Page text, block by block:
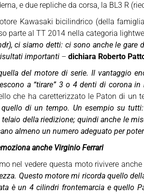
e due repliche da corsa, la BL3 R
Kawasaki bicilindrico (della
parte al TT 2014 nella categoria
ci siamo detti: ci sono anche le
importanti – dichiara Roberto
del motore di serie. Il vantaggio
a “tirare” 3 o 4 denti di corona
che ha caretterizzato le Paton di un
di un tempo. Un esempio su
telaio della riedizione; quindi anche le
almeno un numero adeguato per
anche Virginio Ferrari
nel vedere questa moto rivivere
Questo motore mi ricorda quello
è un 4 cilindri frontemarcia e quello